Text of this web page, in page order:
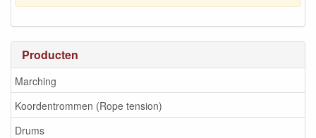
Producten
Marching
Koordentrommen (Rope tension)
Drums